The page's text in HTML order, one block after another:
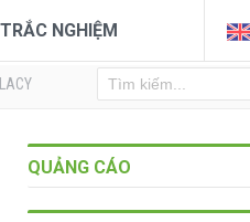
TRẮC NGHIỆM
QUẢNG CÁO